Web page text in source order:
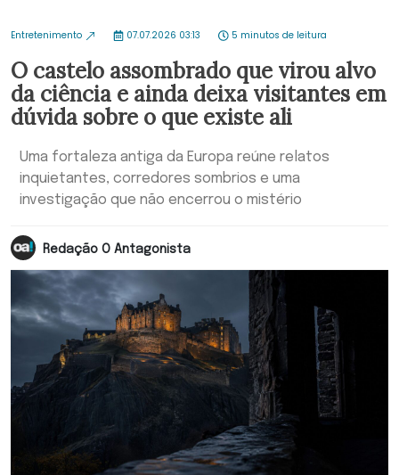
Entretenimento 07.07.2026 03:13 5 minutos de leitura
O castelo assombrado que virou alvo
da ciência e ainda deixa visitantes em
dúvida sobre o que existe ali
Uma fortaleza antiga da Europa reúne relatos
inquietantes, corredores sombrios e uma
investigação que não encerrou o mistério
Redação O Antagonista